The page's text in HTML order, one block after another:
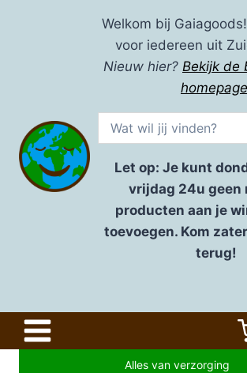
Welkom bij
voor iedereen uit
Nieuw hier? Bekijk de
Let op: Je kunt
vrijdag 24u geen
producten aan je
toevoegen. Kom
terug!
Alles van verzorging